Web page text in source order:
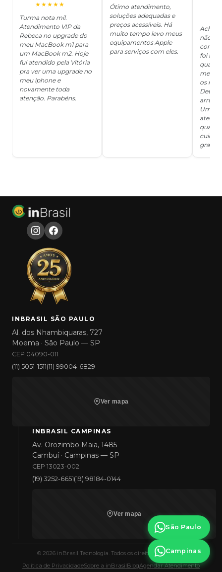
★★★★★
Turma nota mil.
Atendimento VIP da
Rebeca no upgrade do
meu MacBook m1 para
um MacBook m2. Hoje
fui atendido pela Vitória
pra ver uma upgrade no
meu iphone e
novamente toda
atenção. Parabéns.
Ótimo atendimento,
soluções adequadas e
preços acessíveis. Há
muito tempo levo meus
equipamentos Apple
para serviços com eles.
Achei
não
foi
me
os
Deus,
Um
grata!!!
INBRASIL SÃO PAULO
Al. dos Nhambiquaras, 727
Moema · São Paulo — SP
CEP 04090-011
(11) 5051-1511(11) 99004-6829
Ver mapa
INBRASIL CAMPINAS
Av. Orozimbo Maia, 1485
Cambuí · Campinas — SP
CEP 13023-002
(19) 3252-6651(19) 98184-0144
Ver mapa
© 2026 inBrasil Tecnologia. Todos os direitos reservados.
Política de PrivacidadeSobre a inBrasilBlogAgendar Atendimento
São Paulo
Campinas